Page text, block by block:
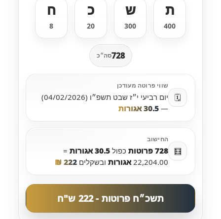
ת
400
ש
300
כ
20
ח
8
728
🗓️
שווי פרוטה מעודכן
יום רביעי י״ז שבט תשפ״ו (04/02/2026)
— 30.5 אגורות
🧮
החישוב
728 פרוטות כפול 30.5 אגורות
=
22,204.00 אגורות ובשקלים 222 ₪
תשכ״ח פרוטות - 222 ש"ח